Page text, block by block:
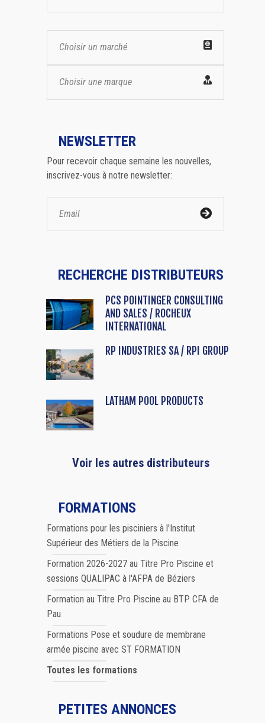
Choisir un marché
Choisir une marque
NEWSLETTER
Pour recevoir chaque semaine les nouvelles,
inscrivez-vous à notre newsletter:
RECHERCHE DISTRIBUTEURS
PCS POINTINGER CONSULTING
AND SALES / ROCHEUX
INTERNATIONAL
RP INDUSTRIES SA / RPI GROUP
LATHAM POOL PRODUCTS
Voir les autres distributeurs
FORMATIONS
Formations pour les pisciniers à l'Institut
Supérieur des Métiers de la Piscine
Formation 2026-2027 au Titre Pro Piscine et
sessions QUALIPAC à l'AFPA de Béziers
Formation au Titre Pro Piscine au BTP CFA de
Pau
Formations Pose et soudure de membrane
armée piscine avec ST FORMATION
Toutes les formations
PETITES ANNONCES